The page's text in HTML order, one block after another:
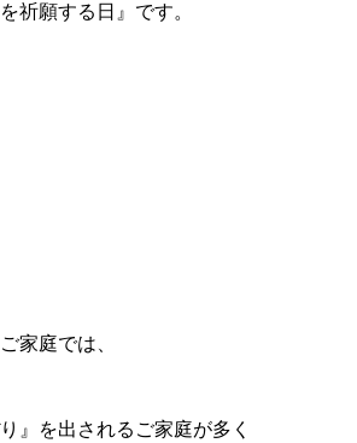
祈願する日』です。
家庭では、
』を出されるご家庭が多く